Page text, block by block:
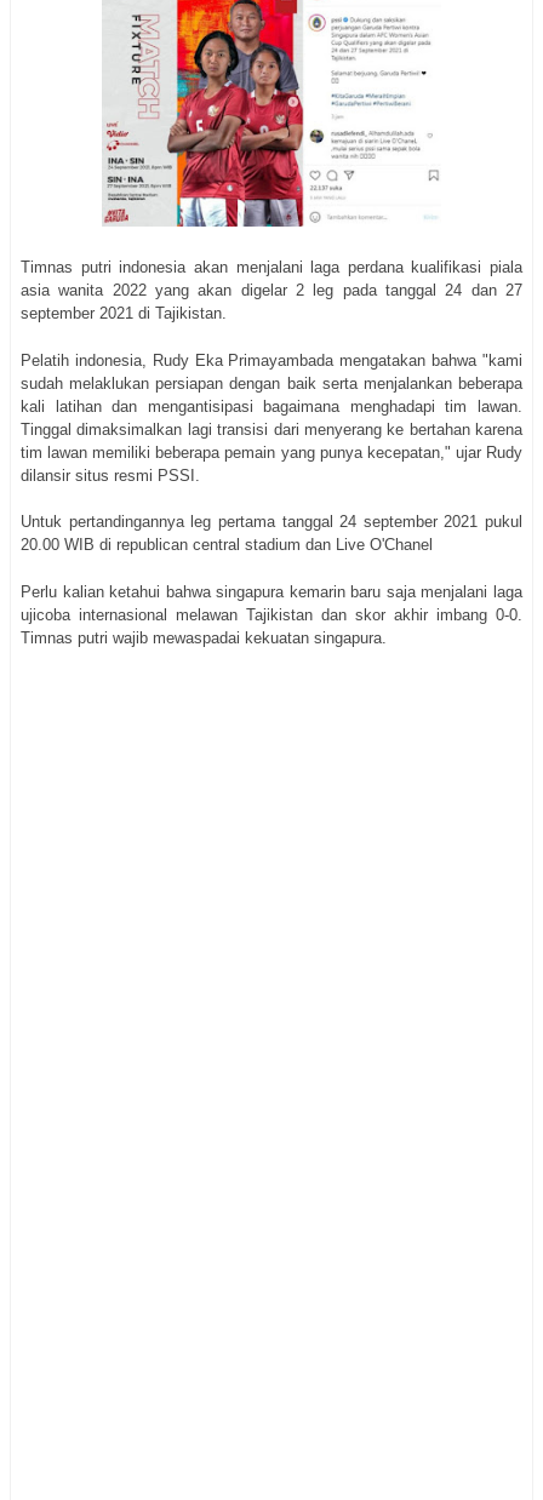
Timnas putri indonesia akan menjalani laga perdana kualifikasi piala
asia wanita 2022 yang akan digelar 2 leg pada tanggal 24 dan 27
september 2021 di Tajikistan.
Pelatih indonesia, Rudy Eka Primayambada mengatakan bahwa "kami
sudah melaklukan persiapan dengan baik serta menjalankan beberapa
kali latihan dan mengantisipasi bagaimana menghadapi tim lawan.
Tinggal dimaksimalkan lagi transisi dari menyerang ke bertahan karena
tim lawan memiliki beberapa pemain yang punya kecepatan," ujar Rudy
dilansir situs resmi PSSI.
Untuk pertandingannya leg pertama tanggal 24 september 2021 pukul
20.00 WIB di republican central stadium dan Live O'Chanel
Perlu kalian ketahui bahwa singapura kemarin baru saja menjalani laga
ujicoba internasional melawan Tajikistan dan skor akhir imbang 0-0.
Timnas putri wajib mewaspadai kekuatan singapura.